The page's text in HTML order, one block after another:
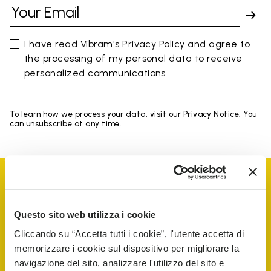
Questo sito web utilizza i cookie
Cliccando su “Accetta tutti i cookie”, l'utente accetta di
memorizzare i cookie sul dispositivo per migliorare la
navigazione del sito, analizzare l'utilizzo del sito e
I have read Vibram'sPrivacy Policy and agree to
the processing of my personal data to receive
personalized communications
To learn how we process your data, visit our Privacy Notice. You
can unsubscribe at any time.
Vibram Events